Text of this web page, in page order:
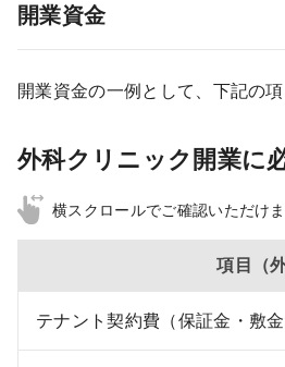
開業資金
開業資金の一例として、下記の項
外科クリニック開業に
横スクロールでご確認いただけ
項目（
テナント契約費（保証金・敷金